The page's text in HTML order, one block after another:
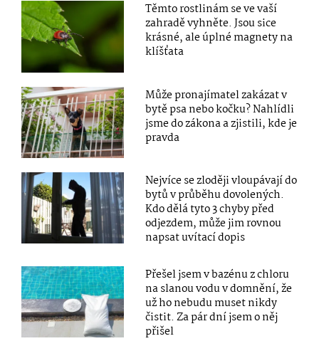
Těmto rostlinám se ve vaší
zahradě vyhněte. Jsou sice
krásné, ale úplné magnety na
klíšťata
Může pronajímatel zakázat v
bytě psa nebo kočku? Nahlídli
jsme do zákona a zjistili, kde je
pravda
Nejvíce se zloději vloupávají do
bytů v průběhu dovolených.
Kdo dělá tyto 3 chyby před
odjezdem, může jim rovnou
napsat uvítací dopis
Přešel jsem v bazénu z chloru
na slanou vodu v domnění, že
už ho nebudu muset nikdy
čistit. Za pár dní jsem o něj
přišel